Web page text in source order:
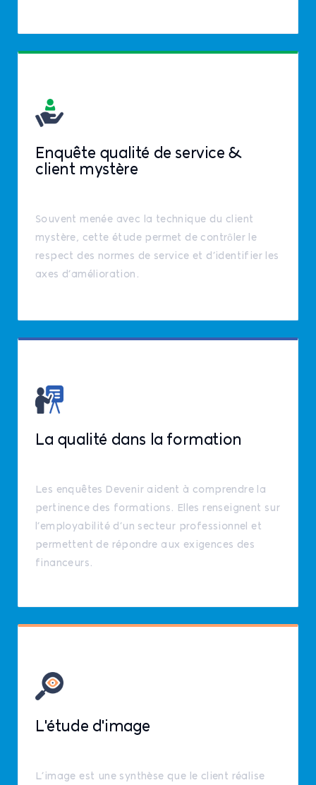
Enquête qualité de service &
client mystère
Souvent menée avec la technique du client
mystère, cette étude permet de contrôler le
respect des normes de service et d’identifier les
axes d’amélioration.
La qualité dans la formation
Les enquêtes Devenir aident à comprendre la
pertinence des formations. Elles renseignent sur
l’employabilité d’un secteur professionnel et
permettent de répondre aux exigences des
financeurs.
L'étude d'image
L’image est une synthèse que le client réalise